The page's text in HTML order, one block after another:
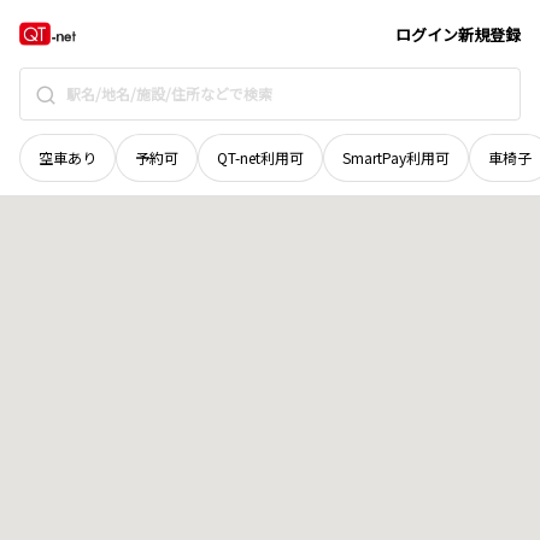
ログイン新規登録
空車あり 予約可 QT-net利用可 SmartPay利用可 車椅子
鳥取県